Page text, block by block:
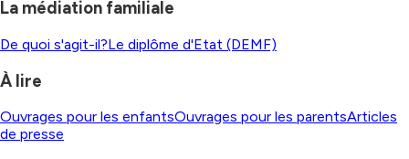
La médiation familiale
De quoi s'agit-il?Le diplôme d'Etat (DEMF)
À lire
Ouvrages pour les enfantsOuvrages pour les parentsArticles
de presse